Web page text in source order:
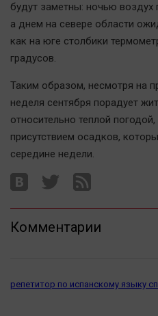
Дети
Интервью
Народная журналистика
Наука
Обсуждаем
Последняя инстанция
будут заметны: ночью воздух
а днем на севере области
как на юге столбики
градусов.
Таким образом, несмотря на
неделя сентября порадует
относительно теплой
присутствием осадков,
середине недели.
Комментарии
репетитор по испанскому языку